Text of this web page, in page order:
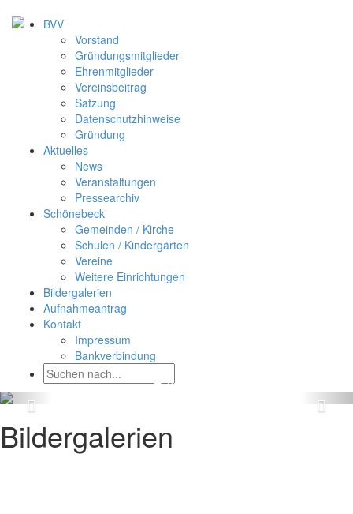
BVV
Vorstand
Gründungsmitglieder
Ehrenmitglieder
Vereinsbeitrag
Satzung
Datenschutzhinweise
Gründung
Aktuelles
News
Veranstaltungen
Pressearchiv
Schönebeck
Gemeinden / Kirche
Schulen / Kindergärten
Vereine
Weitere Einrichtungen
Bildergalerien
Aufnahmeantrag
Kontakt
Impressum
Bankverbindung
Bildergalerien